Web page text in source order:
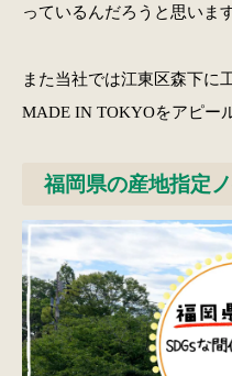
っているんだろうと思います
また当社では江東区森下に
MADE IN TOKYOをアピー
福岡県の産地指定